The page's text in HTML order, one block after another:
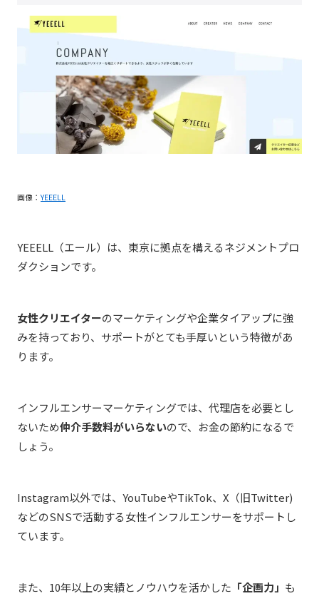
画像：YEEELL
YEEELL（エール）は、東京に拠点を構えるネジメントプロ
ダクションです。
女性クリエイターのマーケティングや企業タイアップに強
みを持っており、サポートがとても手厚いという特徴があ
ります。
インフルエンサーマーケティングでは、代理店を必要とし
ないため仲介手数料がいらないので、お金の節約になるで
しょう。
Instagram以外では、YouTubeやTikTok、X（旧Twitter)
などのSNSで活動する女性インフルエンサーをサポートし
ています。
また、10年以上の実績とノウハウを活かした 「企画力」 も